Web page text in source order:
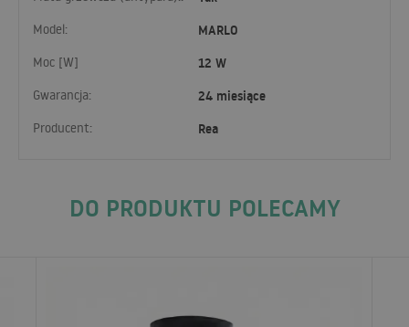
Model: MARLO
Moc [W] 12 W
Gwarancja: 24 miesiące
Producent: Rea
DO PRODUKTU POLECAMY